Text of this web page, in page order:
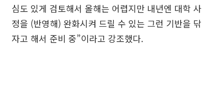
심도 있게 검토해서 올해는 어렵지만 내년엔 대학 사
정을 (반영해) 완화시켜 드릴 수 있는 그런 기반을 닦
자고 해서 준비 중”이라고 강조했다.